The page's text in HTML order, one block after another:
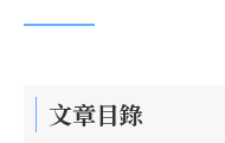
文章目錄